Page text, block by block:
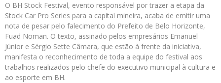
O BH Stock Festival, evento responsável por trazer a etapa da
Stock Car Pro Series para a capital mineira, acaba de emitir uma
nota de pesar pelo falecimento do Prefeito de Belo Horizonte,
Fuad Noman. O texto, assinado pelos empresários Emanuel
Júnior e Sérgio Sette Câmara, que estão à frente da iniciativa,
manifesta o reconhecimento de toda a equipe do festival aos
trabalhos realizados pelo chefe do executivo municipal à cultura e
ao esporte em BH.